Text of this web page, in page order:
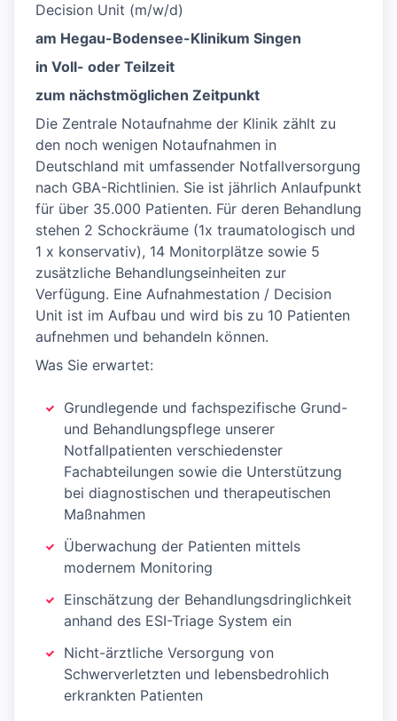
Decision Unit (m/w/d)
am Hegau-Bodensee-Klinikum Singen
in Voll- oder Teilzeit
zum nächstmöglichen Zeitpunkt
Die Zentrale Notaufnahme der Klinik zählt zu
den noch wenigen Notaufnahmen in
Deutschland mit umfassender Notfallversorgung
nach GBA-Richtlinien. Sie ist jährlich Anlaufpunkt
für über 35.000 Patienten. Für deren Behandlung
stehen 2 Schockräume (1x traumatologisch und
1 x konservativ), 14 Monitorplätze sowie 5
zusätzliche Behandlungseinheiten zur
Verfügung. Eine Aufnahmestation / Decision
Unit ist im Aufbau und wird bis zu 10 Patienten
aufnehmen und behandeln können.
Was Sie erwartet:
Grundlegende und fachspezifische Grund-
und Behandlungspflege unserer
Notfallpatienten verschiedenster
Fachabteilungen sowie die Unterstützung
bei diagnostischen und therapeutischen
Maßnahmen
Überwachung der Patienten mittels
modernem Monitoring
Einschätzung der Behandlungsdringlichkeit
anhand des ESI-Triage System ein
Nicht-ärztliche Versorgung von
Schwerverletzten und lebensbedrohlich
erkrankten Patienten